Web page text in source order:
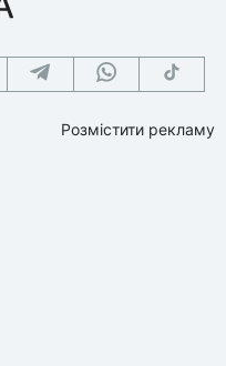
Розмістити рекламу